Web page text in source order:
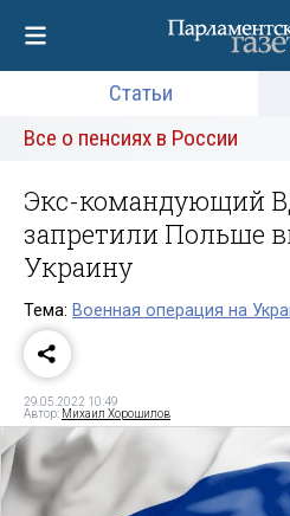
Статьи
Все о пенсиях в России
Экс-командующий
запретили Польше
Украину
Тема: Военная операция на
29.05.2022 10:49
Автор: Михаил Хорошилов